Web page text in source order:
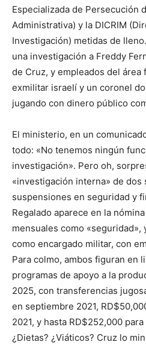
Especializada de Persecución
Administrativa) y la DICRIM
Investigación) metidas de
una investigación a Freddy
de Cruz, y empleados del área
exmilitar israelí y un coronel
jugando con dinero público
El ministerio, en un
todo: «No tenemos ningún
investigación». Pero oh,
«investigación interna» de dos
suspensiones en seguridad y
Regalado aparece en la
mensuales como «seguridad»,
como encargado militar, con
Para colmo, ambos figuran en
programas de apoyo a la
2025, con transferencias
en septiembre 2021,
2021, y hasta RD$252,000
¿Dietas? ¿Viáticos? Cruz lo